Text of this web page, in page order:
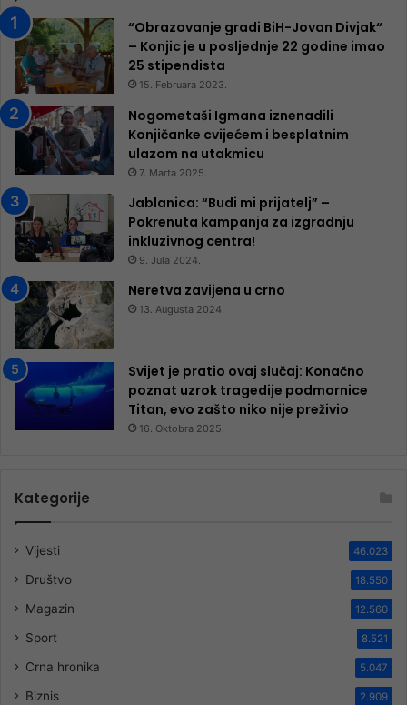
“Obrazovanje gradi BiH-Jovan Divjak“
– Konjic je u posljednje 22 godine imao
25 ​​stipendista
15. Februara 2023.
Nogometaši Igmana iznenadili
Konjičanke cvijećem i besplatnim
ulazom na utakmicu
7. Marta 2025.
Jablanica: “Budi mi prijatelj” –
Pokrenuta kampanja za izgradnju
inkluzivnog centra!
9. Jula 2024.
Neretva zavijena u crno
13. Augusta 2024.
Svijet je pratio ovaj slučaj: Konačno
poznat uzrok tragedije podmornice
Titan, evo zašto niko nije preživio
16. Oktobra 2025.
Kategorije
Vijesti 46.023
Društvo 18.550
Magazin 12.560
Sport 8.521
Crna hronika 5.047
Biznis 2.909